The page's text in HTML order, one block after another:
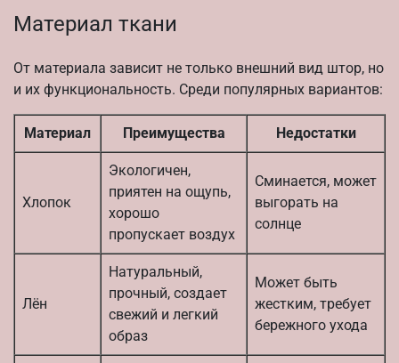
Материал ткани
От материала зависит не только внешний вид штор, но
и их функциональность. Среди популярных вариантов:
Материал Преимущества Недостатки
Хлопок
Экологичен,
приятен на ощупь,
хорошо
пропускает воздух
Сминается, может
выгорать на
солнце
Лён
Натуральный,
прочный, создает
свежий и легкий
образ
Может быть
жестким, требует
бережного ухода